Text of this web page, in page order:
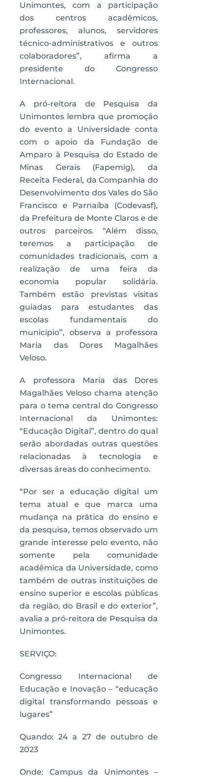
Unimontes, com a participação
dos centros acadêmicos,
professores, alunos, servidores
técnico-administrativos e outros
colaboradores”, afirma a
presidente do Congresso
Internacional.
A pró-reitora de Pesquisa da
Unimontes lembra que promoção
do evento a Universidade conta
com o apoio da Fundação de
Amparo à Pesquisa do Estado de
Minas Gerais (Fapemig), da
Receita Federal, da Companhia do
Desenvolvimento dos Vales do São
Francisco e Parnaíba (Codevasf),
da Prefeitura de Monte Claros e de
outros parceiros. “Além disso,
teremos a participação de
comunidades tradicionais, com a
realização de uma feira da
economia popular solidária.
Também estão previstas visitas
guiadas para estudantes das
escolas fundamentais do
município”, observa a professora
Maria das Dores Magalhães
Veloso.
A professora Maria das Dores
Magalhães Veloso chama atenção
para o tema central do Congresso
Internacional da Unimontes:
“Educação Digital”, dentro do qual
serão abordadas outras questões
relacionadas à tecnologia e
diversas áreas do conhecimento.
“Por ser a educação digital um
tema atual e que marca uma
mudança na prática do ensino e
da pesquisa, temos observado um
grande interesse pelo evento, não
somente pela comunidade
acadêmica da Universidade, como
também de outras instituições de
ensino superior e escolas públicas
da região, do Brasil e do exterior”,
avalia a pró-reitora de Pesquisa da
Unimontes.
SERVIÇO:
Congresso Internacional de
Educação e Inovação – “educação
digital transformando pessoas e
lugares”
Quando: 24 a 27 de outubro de
2023
Onde: Campus da Unimontes –